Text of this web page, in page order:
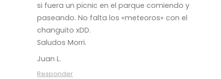
si fuera un picnic en el parque comiendo y
paseando. No falta los «meteoros» con el
changuito xDD.
Saludos Morri.
Juan L.
Responder